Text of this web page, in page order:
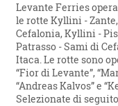
Levante Ferries
le rotte Kyllini -
Cefalonia, Kyllini -
Patrasso - Sami di
Itaca. Le rotte sono
“Fior di Levante”,
“Andreas Kalvos” e
Selezionate di